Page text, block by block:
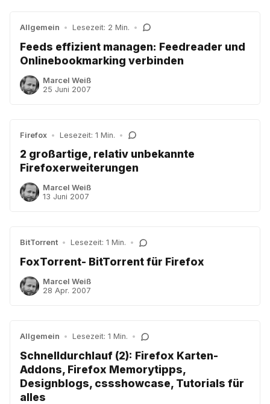
Allgemein • Lesezeit: 2 Min. •
Feeds effizient managen: Feedreader und
Onlinebookmarking verbinden
Marcel Weiß
25 Juni 2007
Firefox • Lesezeit: 1 Min. •
2 großartige, relativ unbekannte
Firefoxerweiterungen
Marcel Weiß
13 Juni 2007
BitTorrent • Lesezeit: 1 Min. •
FoxTorrent- BitTorrent für Firefox
Marcel Weiß
28 Apr. 2007
Allgemein • Lesezeit: 1 Min. •
Schnelldurchlauf (2): Firefox Karten-
Addons, Firefox Memorytipps,
Designblogs, cssshowcase, Tutorials für
alles